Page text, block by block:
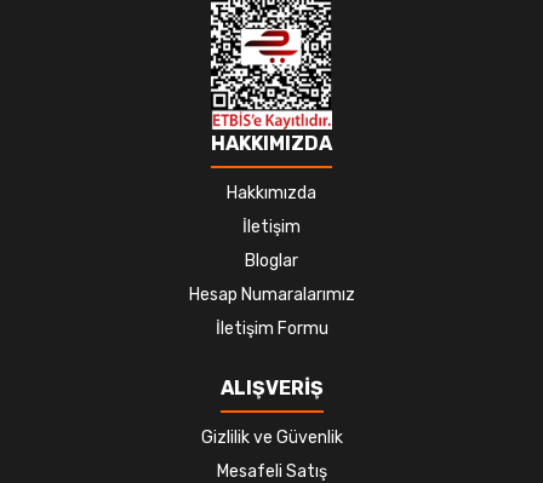
HAKKIMIZDA
Hakkımızda
İletişim
Bloglar
Hesap Numaralarımız
İletişim Formu
ALIŞVERİŞ
Gizlilik ve Güvenlik
Mesafeli Satış